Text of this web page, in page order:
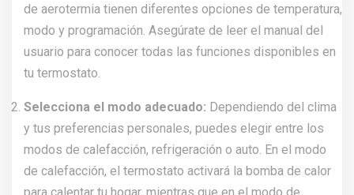
de aerotermia tienen diferentes opciones de temperatura,
modo y programación. Asegúrate de leer el manual del
usuario para conocer todas las funciones disponibles en
tu termostato.
Selecciona el modo adecuado: Dependiendo del clima
y tus preferencias personales, puedes elegir entre los
modos de calefacción, refrigeración o auto. En el modo
de calefacción, el termostato activará la bomba de calor